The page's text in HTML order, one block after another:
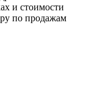
и стоимости
по продажам